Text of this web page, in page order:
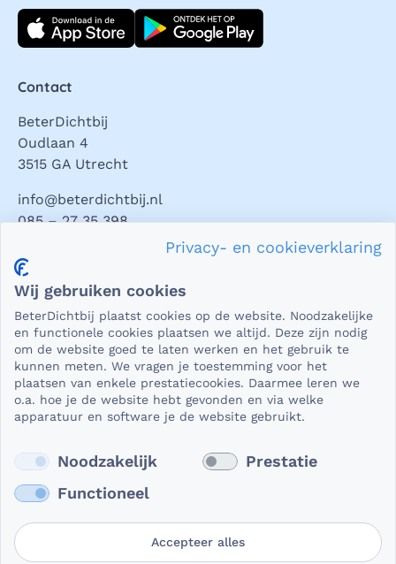
Download direct
Contact
BeterDichtbij
Oudlaan 4
3515 GA Utrecht
info@beterdichtbij.nl
085 – 27 35 398
Privacy en veiligheid
essentieel dat die beveiligd worden uitgewisseld. En dat
die gegevens niet in verkeerde handen vallen. Daar kun je
op rekenen bij BeterDichtbij.
Lees verder
Privacy- en cookieverklaring
Wij gebruiken cookies
BeterDichtbij plaatst cookies op de website. Noodzakelijke
en functionele cookies plaatsen we altijd. Deze zijn nodig
om de website goed te laten werken en het gebruik te
kunnen meten. We vragen je toestemming voor het
plaatsen van enkele prestatiecookies. Daarmee leren we
o.a. hoe je de website hebt gevonden en via welke
apparatuur en software je de website gebruikt.
Noodzakelijk
Prestatie
Functioneel
Accepteer alles